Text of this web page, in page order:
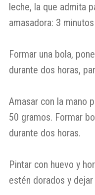
leche, la que admita
amasadora: 3
Formar una bola,
durante dos horas,
Amasar con la mano
50 gramos. Formar
durante dos horas.
Pintar con huevo y
estén dorados y